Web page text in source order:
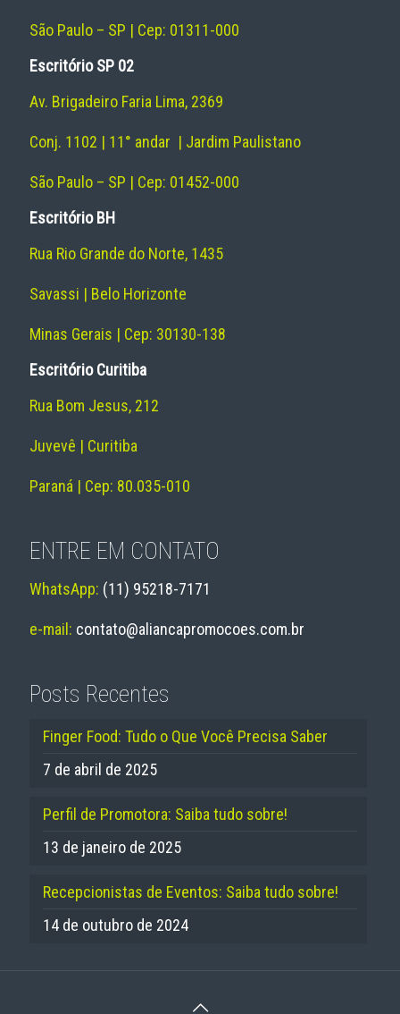
São Paulo – SP | Cep: 01311-000
Escritório SP 02
Av. Brigadeiro Faria Lima, 2369
Conj. 1102 | 11° andar | Jardim Paulistano
São Paulo – SP | Cep: 01452-000
Escritório BH
Rua Rio Grande do Norte, 1435
Savassi | Belo Horizonte
Minas Gerais | Cep: 30130-138
Escritório Curitiba
Rua Bom Jesus, 212
Juvevê | Curitiba
Paraná | Cep: 80.035-010
ENTRE EM CONTATO
WhatsApp: (11) 95218-7171
e-mail: contato@aliancapromocoes.com.br
Posts Recentes
Finger Food: Tudo o Que Você Precisa Saber
7 de abril de 2025
Perfil de Promotora: Saiba tudo sobre!
13 de janeiro de 2025
Recepcionistas de Eventos: Saiba tudo sobre!
14 de outubro de 2024